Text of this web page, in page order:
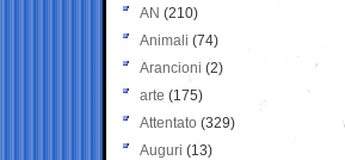
AN (210)
Animali (74)
Arancioni (2)
arte (175)
Attentato (329)
Auguri (13)